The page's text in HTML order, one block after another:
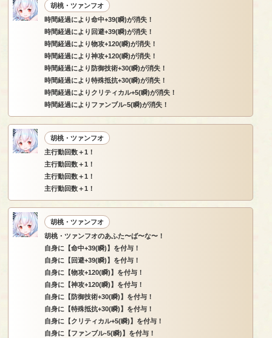
胡桃・ツァンフオ
時間経過により命中+39(瞬)が消失！
時間経過により回避+39(瞬)が消失！
時間経過により物攻+120(瞬)が消失！
時間経過により神攻+120(瞬)が消失！
時間経過により防御技術+30(瞬)が消失！
時間経過により特殊抵抗+30(瞬)が消失！
時間経過によりクリティカル+5(瞬)が消失！
時間経過によりファンブル-5(瞬)が消失！
胡桃・ツァンフオ
主行動回数＋1！
主行動回数＋1！
主行動回数＋1！
主行動回数＋1！
胡桃・ツァンフオ
胡桃・ツァンフオのあふた〜ば〜な〜！
自身に【命中+39(瞬)】を付与！
自身に【回避+39(瞬)】を付与！
自身に【物攻+120(瞬)】を付与！
自身に【神攻+120(瞬)】を付与！
自身に【防御技術+30(瞬)】を付与！
自身に【特殊抵抗+30(瞬)】を付与！
自身に【クリティカル+5(瞬)】を付与！
自身に【ファンブル-5(瞬)】を付与！